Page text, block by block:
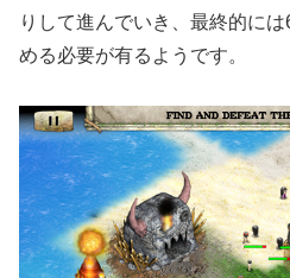
りして進んでいき、最終的に
める必要が有るようです。